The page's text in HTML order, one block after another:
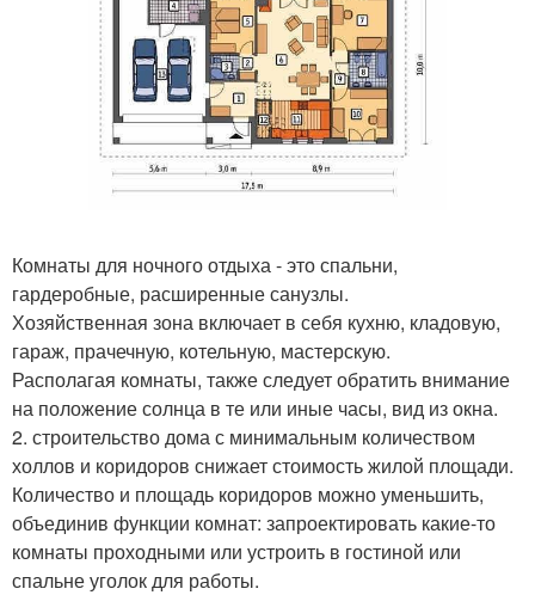
Комнаты для ночного отдыха - это спальни,
гардеробные, расширенные санузлы.
Хозяйственная зона включает в себя кухню, кладовую,
гараж, прачечную, котельную, мастерскую.
Располагая комнаты, также следует обратить внимание
на положение солнца в те или иные часы, вид из окна.
2. строительство дома с минимальным количеством
холлов и коридоров снижает стоимость жилой площади.
Количество и площадь коридоров можно уменьшить,
объединив функции комнат: запроектировать какие-то
комнаты проходными или устроить в гостиной или
спальне уголок для работы.